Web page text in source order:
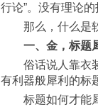
行论”。没有理论
那么，什么是
一、金，标题
有利器般犀利的标